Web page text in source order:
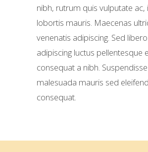
nibh, rutrum quis vulputate ac,
lobortis mauris. Maecenas
venenatis adipiscing. Sed
adipiscing luctus pellentesque
consequat a nibh. Suspendisse
malesuada mauris sed eleifend
consequat.